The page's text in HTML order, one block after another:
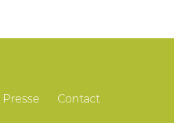
Presse Contact